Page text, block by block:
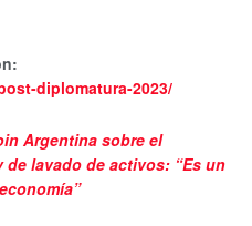
diplomatura-2023/
Argentina sobre el
lavado de activos: “Es un